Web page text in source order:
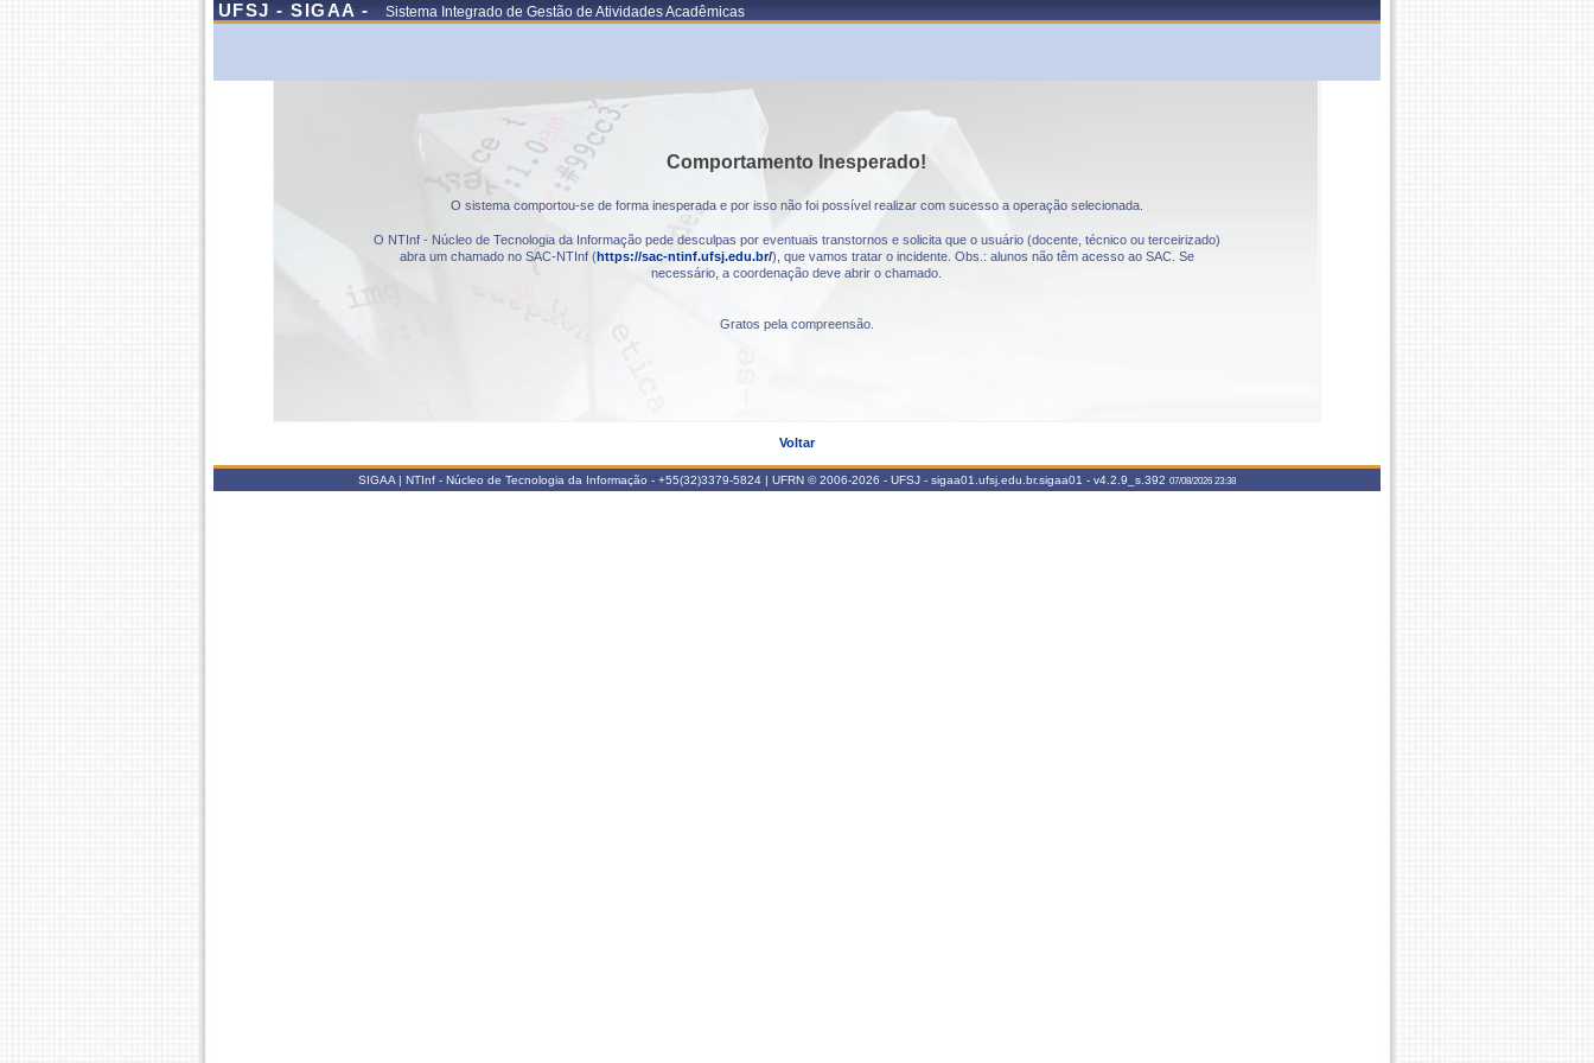
UFSJ - SIGAA - Sistema Integrado de Gestão de Atividades Acadêmicas
Comportamento Inesperado!
O sistema comportou-se de forma inesperada e por isso não foi possível realizar com sucesso a operação selecionada.
O NTInf - Núcleo de Tecnologia da Informação pede desculpas por eventuais transtornos e solicita que o usuário (docente, técnico ou terceirizado)
abra um chamado no SAC-NTInf (https://sac-ntinf.ufsj.edu.br/), que vamos tratar o incidente. Obs.: alunos não têm acesso ao SAC. Se
necessário, a coordenação deve abrir o chamado.
Gratos pela compreensão.
Voltar
SIGAA | NTInf - Núcleo de Tecnologia da Informação - +55(32)3379-5824 | UFRN © 2006-2026 - UFSJ - sigaa01.ufsj.edu.br.sigaa01 - v4.2.9_s.392 07/08/2026 23:38